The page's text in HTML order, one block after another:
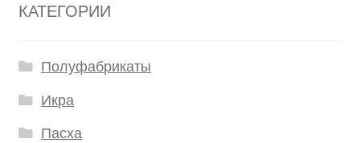
КАТЕГОРИИ
Полуфабрикаты
Икра
Пасха